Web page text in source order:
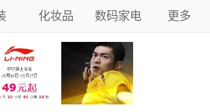
化妆品 数码家电 更多